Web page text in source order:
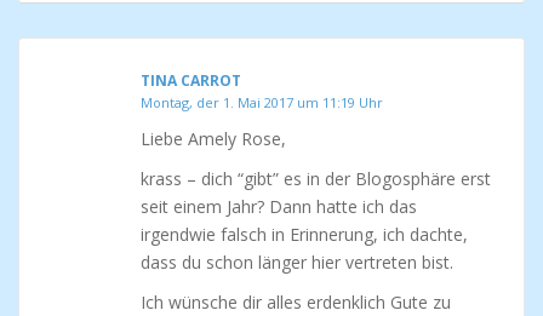
TINA CARROT
Montag, der 1. Mai 2017 um 11:19 Uhr
Liebe Amely Rose,
krass – dich “gibt” es in der Blogosphäre erst
seit einem Jahr? Dann hatte ich das
irgendwie falsch in Erinnerung, ich dachte,
dass du schon länger hier vertreten bist.
Ich wünsche dir alles erdenklich Gute zu